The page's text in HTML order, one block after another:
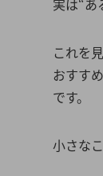
これを
おすす
です。
小さな